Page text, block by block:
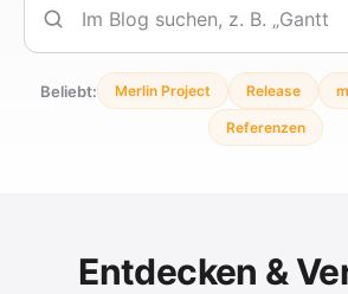
Suchen
Beliebt: Merlin Project Release
Referenzen
Entdecken &